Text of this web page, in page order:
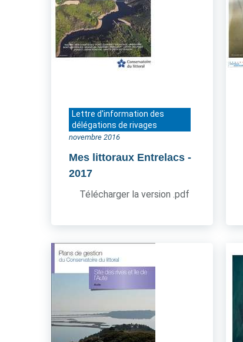
Lettre d'information des
délégations de rivages
novembre 2016
Mes littoraux Entrelacs -
2017
Télécharger la version .pdf